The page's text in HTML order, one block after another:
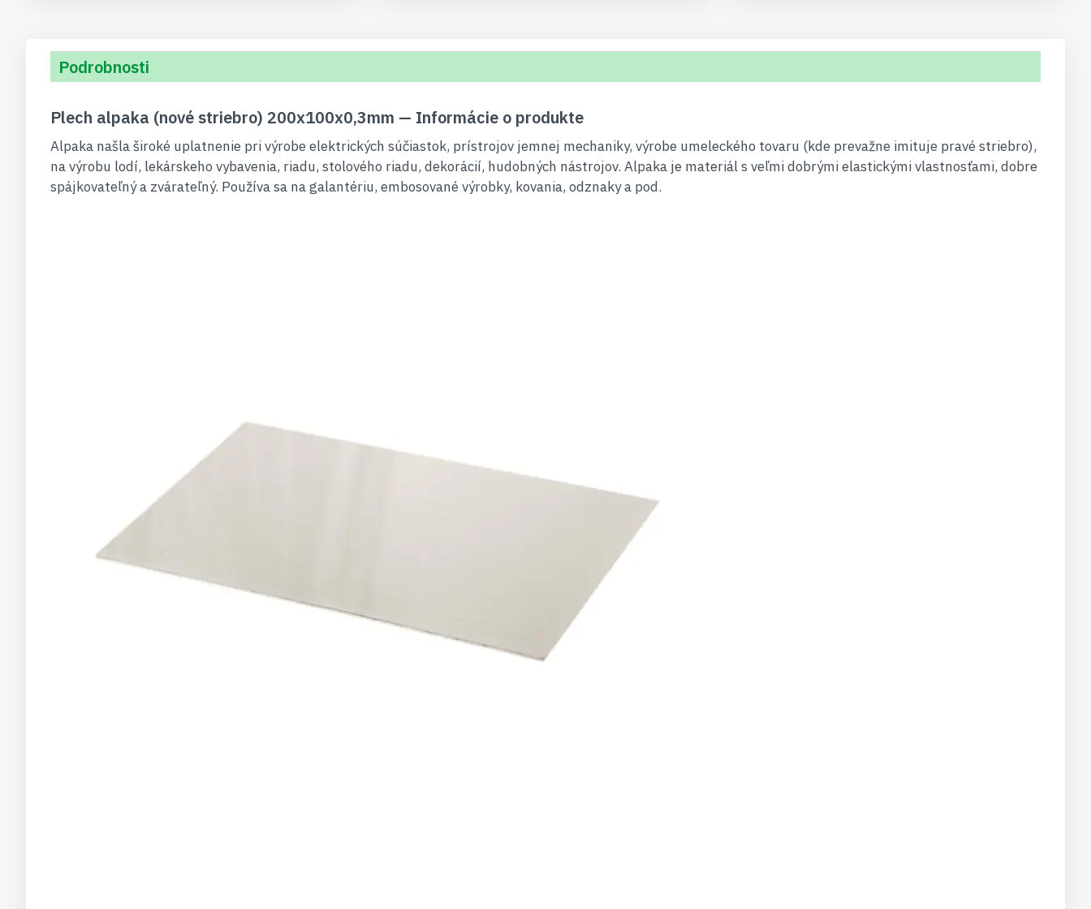
Podrobnosti
Plech alpaka (nové striebro) 200x100x0,3mm — Informácie o produkte
Alpaka našla široké uplatnenie pri výrobe elektrických súčiastok, prístrojov jemnej mechaniky, výrobe umeleckého tovaru (kde prevažne imituje pravé striebro),
na výrobu lodí, lekárskeho vybavenia, riadu, stolového riadu, dekorácií, hudobných nástrojov. Alpaka je materiál s veľmi dobrými elastickými vlastnosťami, dobre
spájkovateľný a zvárateľný. Používa sa na galantériu, embosované výrobky, kovania, odznaky a pod.